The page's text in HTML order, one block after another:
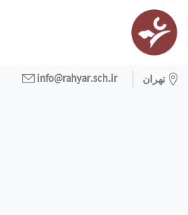
تهران
info@rahyar.sch.ir